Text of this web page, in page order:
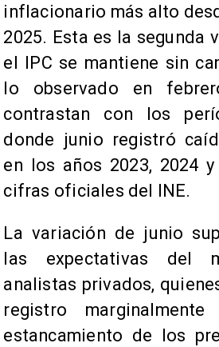
inflacionario más alto
2025. Esta es la segunda
el IPC se mantiene sin
lo observado en
contrastan con los
donde junio registró
en los años 2023, 2024
cifras oficiales del INE.
La variación de junio
las expectativas del
analistas privados,
registro
estancamiento de los